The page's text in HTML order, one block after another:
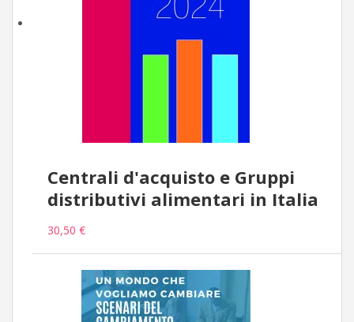
Centrali d'acquisto e Gruppi
distributivi alimentari in Italia
30,50 €